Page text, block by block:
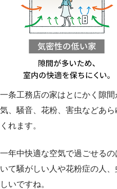
一条工務店の家はとにかく隙
気、騒音、花粉、害虫などあ
くれます。
一年中快適な空気で過ごせる
いて騒がしい人や花粉症の人
しいですね。